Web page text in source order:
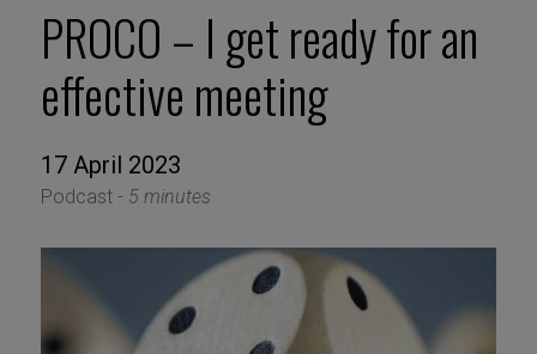
PROCO – I get ready for an
effective meeting
17 April 2023
Podcast - 5 minutes